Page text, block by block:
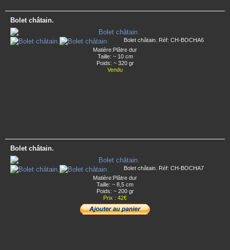
Bolet châtain.
Bolet châtain. Réf: CH-BOCHA6
Matière:Plâtre dur
Taille: ~ 10 cm
Poids: ~ 320 gr
Vendu
Bolet châtain.
Bolet châtain. Réf: CH-BOCHA7
Matière:Plâtre dur
Taille: ~ 8,5 cm
Poids: ~ 200 gr
Prix : 42€